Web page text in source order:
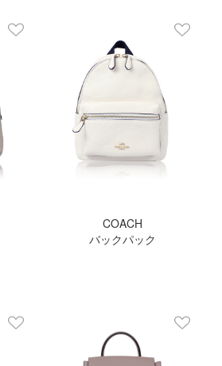
COACH
バックパック